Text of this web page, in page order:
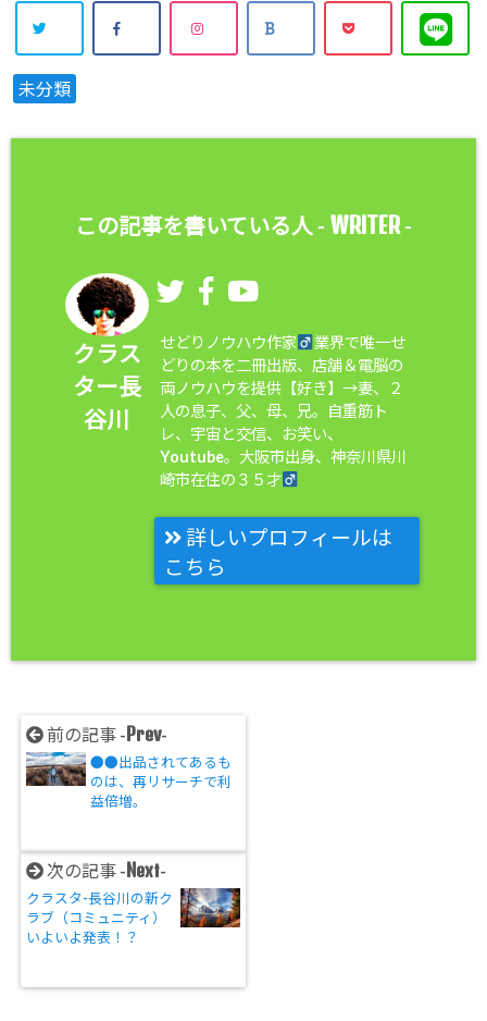
未分類
この記事を書いている人 - WRITER-
クラス
ター長
谷川
せどりノウハウ作家
業界で唯一せ
どりの本を二冊出版、店舗＆電脳の
両ノウハウを提供【好き】→妻、２
人の息子、父、母、兄。自重筋ト
レ、宇宙と交信、お笑い、
Youtube。大阪市出身、神奈川県川
崎市在住の３５才
詳しいプロフィールは
こちら
前の記事 -Prev-
●●出品されてあるも
のは、再リサーチで利
益倍増。
次の記事 -Next-
クラスタ-長谷川の新ク
ラブ（コミュニティ）
いよいよ発表！？